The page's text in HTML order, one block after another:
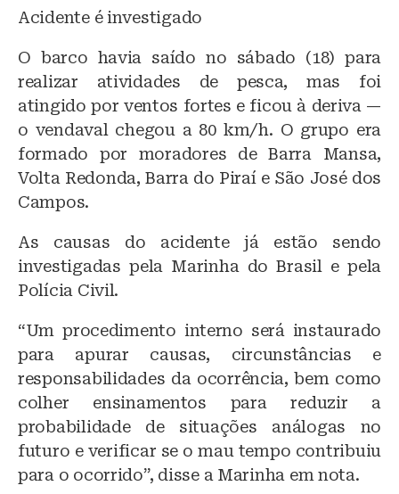
Acidente é investigado
O barco havia saído no sábado (18) para
realizar atividades de pesca, mas foi
atingido por ventos fortes e ficou à deriva —
o vendaval chegou a 80 km/h. O grupo era
formado por moradores de Barra Mansa,
Volta Redonda, Barra do Piraí e São José dos
Campos.
As causas do acidente já estão sendo
investigadas pela Marinha do Brasil e pela
Polícia Civil.
“Um procedimento interno será instaurado
para apurar causas, circunstâncias e
responsabilidades da ocorrência, bem como
colher ensinamentos para reduzir a
probabilidade de situações análogas no
futuro e verificar se o mau tempo contribuiu
para o ocorrido”, disse a Marinha em nota.